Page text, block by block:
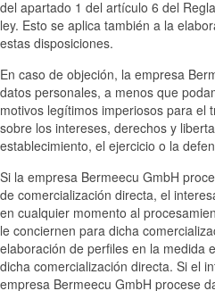
del apartado 1 del artículo 6 del
ley. Esto se aplica también a la
estas disposiciones.
En caso de objeción, la empresa
datos personales, a menos que
motivos legítimos imperiosos para el
sobre los intereses, derechos y
establecimiento, el ejercicio o la
Si la empresa Bermeecu GmbH
de comercialización directa, el
en cualquier momento al
le conciernen para dicha
elaboración de perfiles en la medida
dicha comercialización directa. Si el
empresa Bermeecu GmbH procese